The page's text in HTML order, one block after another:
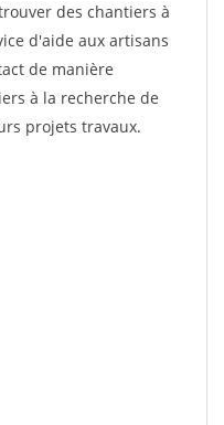
des chantiers à
d'aide aux artisans
de manière
à la recherche de
projets travaux.